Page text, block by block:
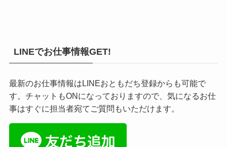
LINEでお仕事情報GET!
最新のお仕事情報はLINEおともだち登録からも可能で
す。チャットもONになっておりますので、気になるお仕
事はすぐに担当者宛てご質問もいただけます。